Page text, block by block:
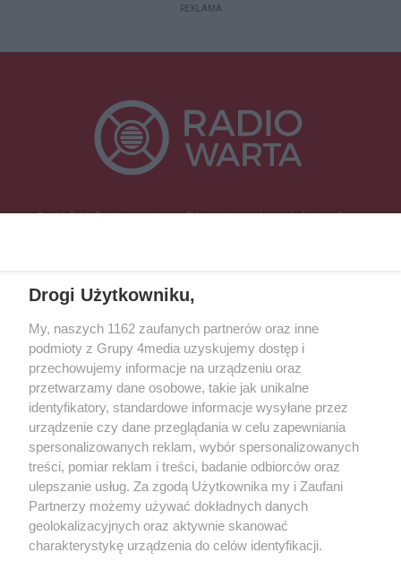
REKLAMA
Specjalnie dla Was postanowiliśmy stworzyć rozgłośnię radiową
Śrem, Jarocin, Gniezno, Ostrów Wlkp.).
Kontakt Reklama Patronat
Dane firmowe
Regulamin serwisu i ogłoszeń drobnych
Regulamin konkursów
Polityka prywatności
Przetwarzanie danych osobowych
Zapisz się do newslettera
Dołącz do grona ludzi najlepiej poinformowanych!
Zapisz się »
Drogi Użytkowniku,
My, naszych 1162 zaufanych partnerów oraz inne
podmioty z Grupy 4media uzyskujemy dostęp i
przechowujemy informacje na urządzeniu oraz
przetwarzamy dane osobowe, takie jak unikalne
identyfikatory, standardowe informacje wysyłane przez
urządzenie czy dane przeglądania w celu zapewniania
spersonalizowanych reklam, wybór spersonalizowanych
treści, pomiar reklam i treści, badanie odbiorców oraz
ulepszanie usług. Za zgodą Użytkownika my i Zaufani
Partnerzy możemy używać dokładnych danych
geolokalizacyjnych oraz aktywnie skanować
charakterystykę urządzenia do celów identyfikacji.